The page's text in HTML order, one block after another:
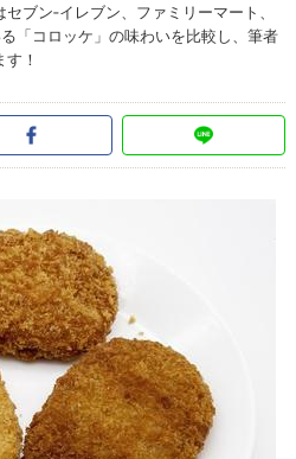
ブン‐イレブン、ファミリーマート、
「コロッケ」の味わいを比較し、筆者
！